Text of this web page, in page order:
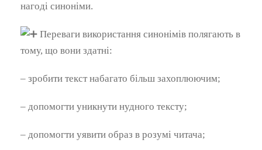
нагоді синоніми.
Переваги використання синонімів полягають в
тому, що вони здатні:
– зробити текст набагато більш захоплюючим;
– допомогти уникнути нудного тексту;
– допомогти уявити образ в розумі читача;